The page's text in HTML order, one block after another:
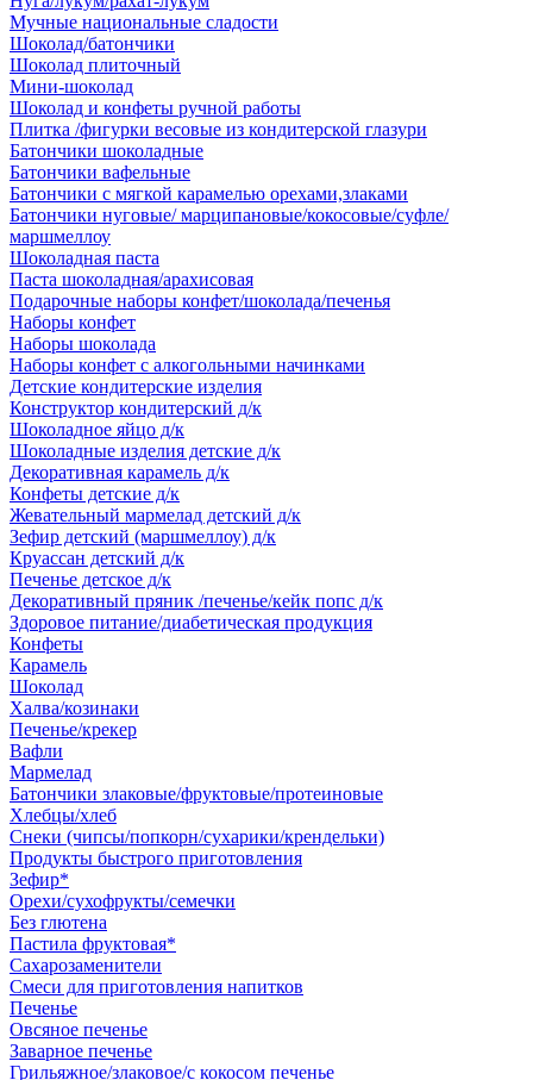
Мучные национальные сладости
Шоколад/батончики
Шоколад плиточный
Мини-шоколад
Шоколад и конфеты ручной работы
Плитка /фигурки весовые из кондитерской глазури
Батончики шоколадные
Батончики вафельные
Батончики с мягкой карамелью орехами,злаками
Батончики нуговые/ марципановые/кокосовые/суфле/
маршмеллоу
Шоколадная паста
Паста шоколадная/арахисовая
Подарочные наборы конфет/шоколада/печенья
Наборы конфет
Наборы шоколада
Наборы конфет с алкогольными начинками
Детские кондитерские изделия
Конструктор кондитерский д/к
Шоколадное яйцо д/к
Шоколадные изделия детские д/к
Декоративная карамель д/к
Конфеты детские д/к
Жевательный мармелад детский д/к
Зефир детский (маршмеллоу) д/к
Круассан детский д/к
Печенье детское д/к
Декоративный пряник /печенье/кейк попс д/к
Здоровое питание/диабетическая продукция
Конфеты
Карамель
Шоколад
Халва/козинаки
Печенье/крекер
Вафли
Мармелад
Батончики злаковые/фруктовые/протеиновые
Хлебцы/хлеб
Снеки (чипсы/попкорн/сухарики/крендельки)
Продукты быстрого приготовления
Зефир*
Орехи/сухофрукты/семечки
Без глютена
Пастила фруктовая*
Сахарозаменители
Смеси для приготовления напитков
Печенье
Овсяное печенье
Заварное печенье
Грильяжное/злаковое/с кокосом печенье